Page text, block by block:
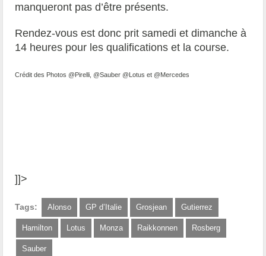
manqueront pas d’être présents.
Rendez-vous est donc prit samedi et dimanche à
14 heures pour les qualifications et la course.
Crédit des Photos @Pirelli, @Sauber @Lotus et @Mercedes
]]>
Tags: Alonso GP d’Italie Grosjean Gutierrez
Hamilton Lotus Monza Raikkonnen Rosberg
Sauber